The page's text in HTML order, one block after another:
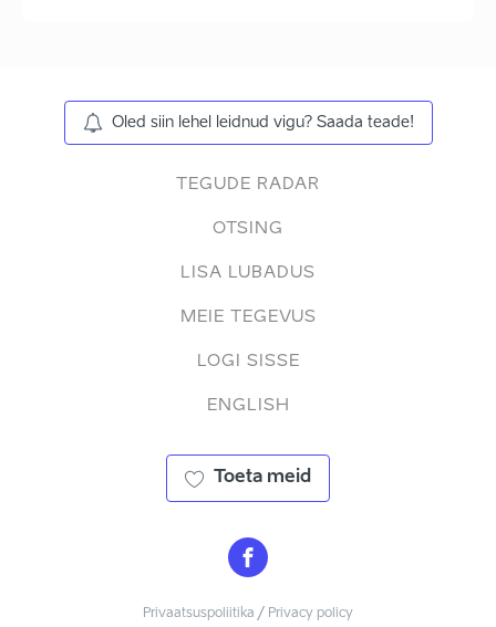
Oled siin lehel leidnud vigu? Saada teade!
TEGUDE RADAR
OTSING
LISA LUBADUS
MEIE TEGEVUS
LOGI SISSE
ENGLISH
Toeta meid
Privaatsuspoliitika / Privacy policy